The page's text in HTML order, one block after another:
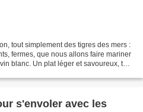
tout simplement des tigres des mers :
fermes, que nous allons faire mariner
blanc. Un plat léger et savoureux, tout
s'envoler avec les